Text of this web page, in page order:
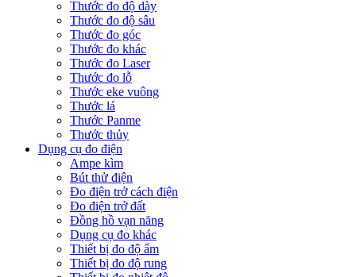
Thước đo độ dày
Thước đo độ sâu
Thước đo góc
Thước đo khác
Thước đo Laser
Thước đo lỗ
Thước eke vuông
Thước lá
Thước Panme
Thước thủy
Dụng cụ đo điện
Ampe kìm
Bút thử điện
Đo điện trở cách điện
Đo điện trở đất
Đồng hồ vạn năng
Dụng cụ đo khác
Thiết bị đo độ ẩm
Thiết bị đo độ rung